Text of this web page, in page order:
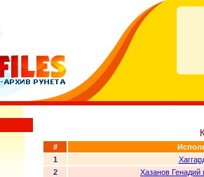
#
1
2
Хазанов Генадий